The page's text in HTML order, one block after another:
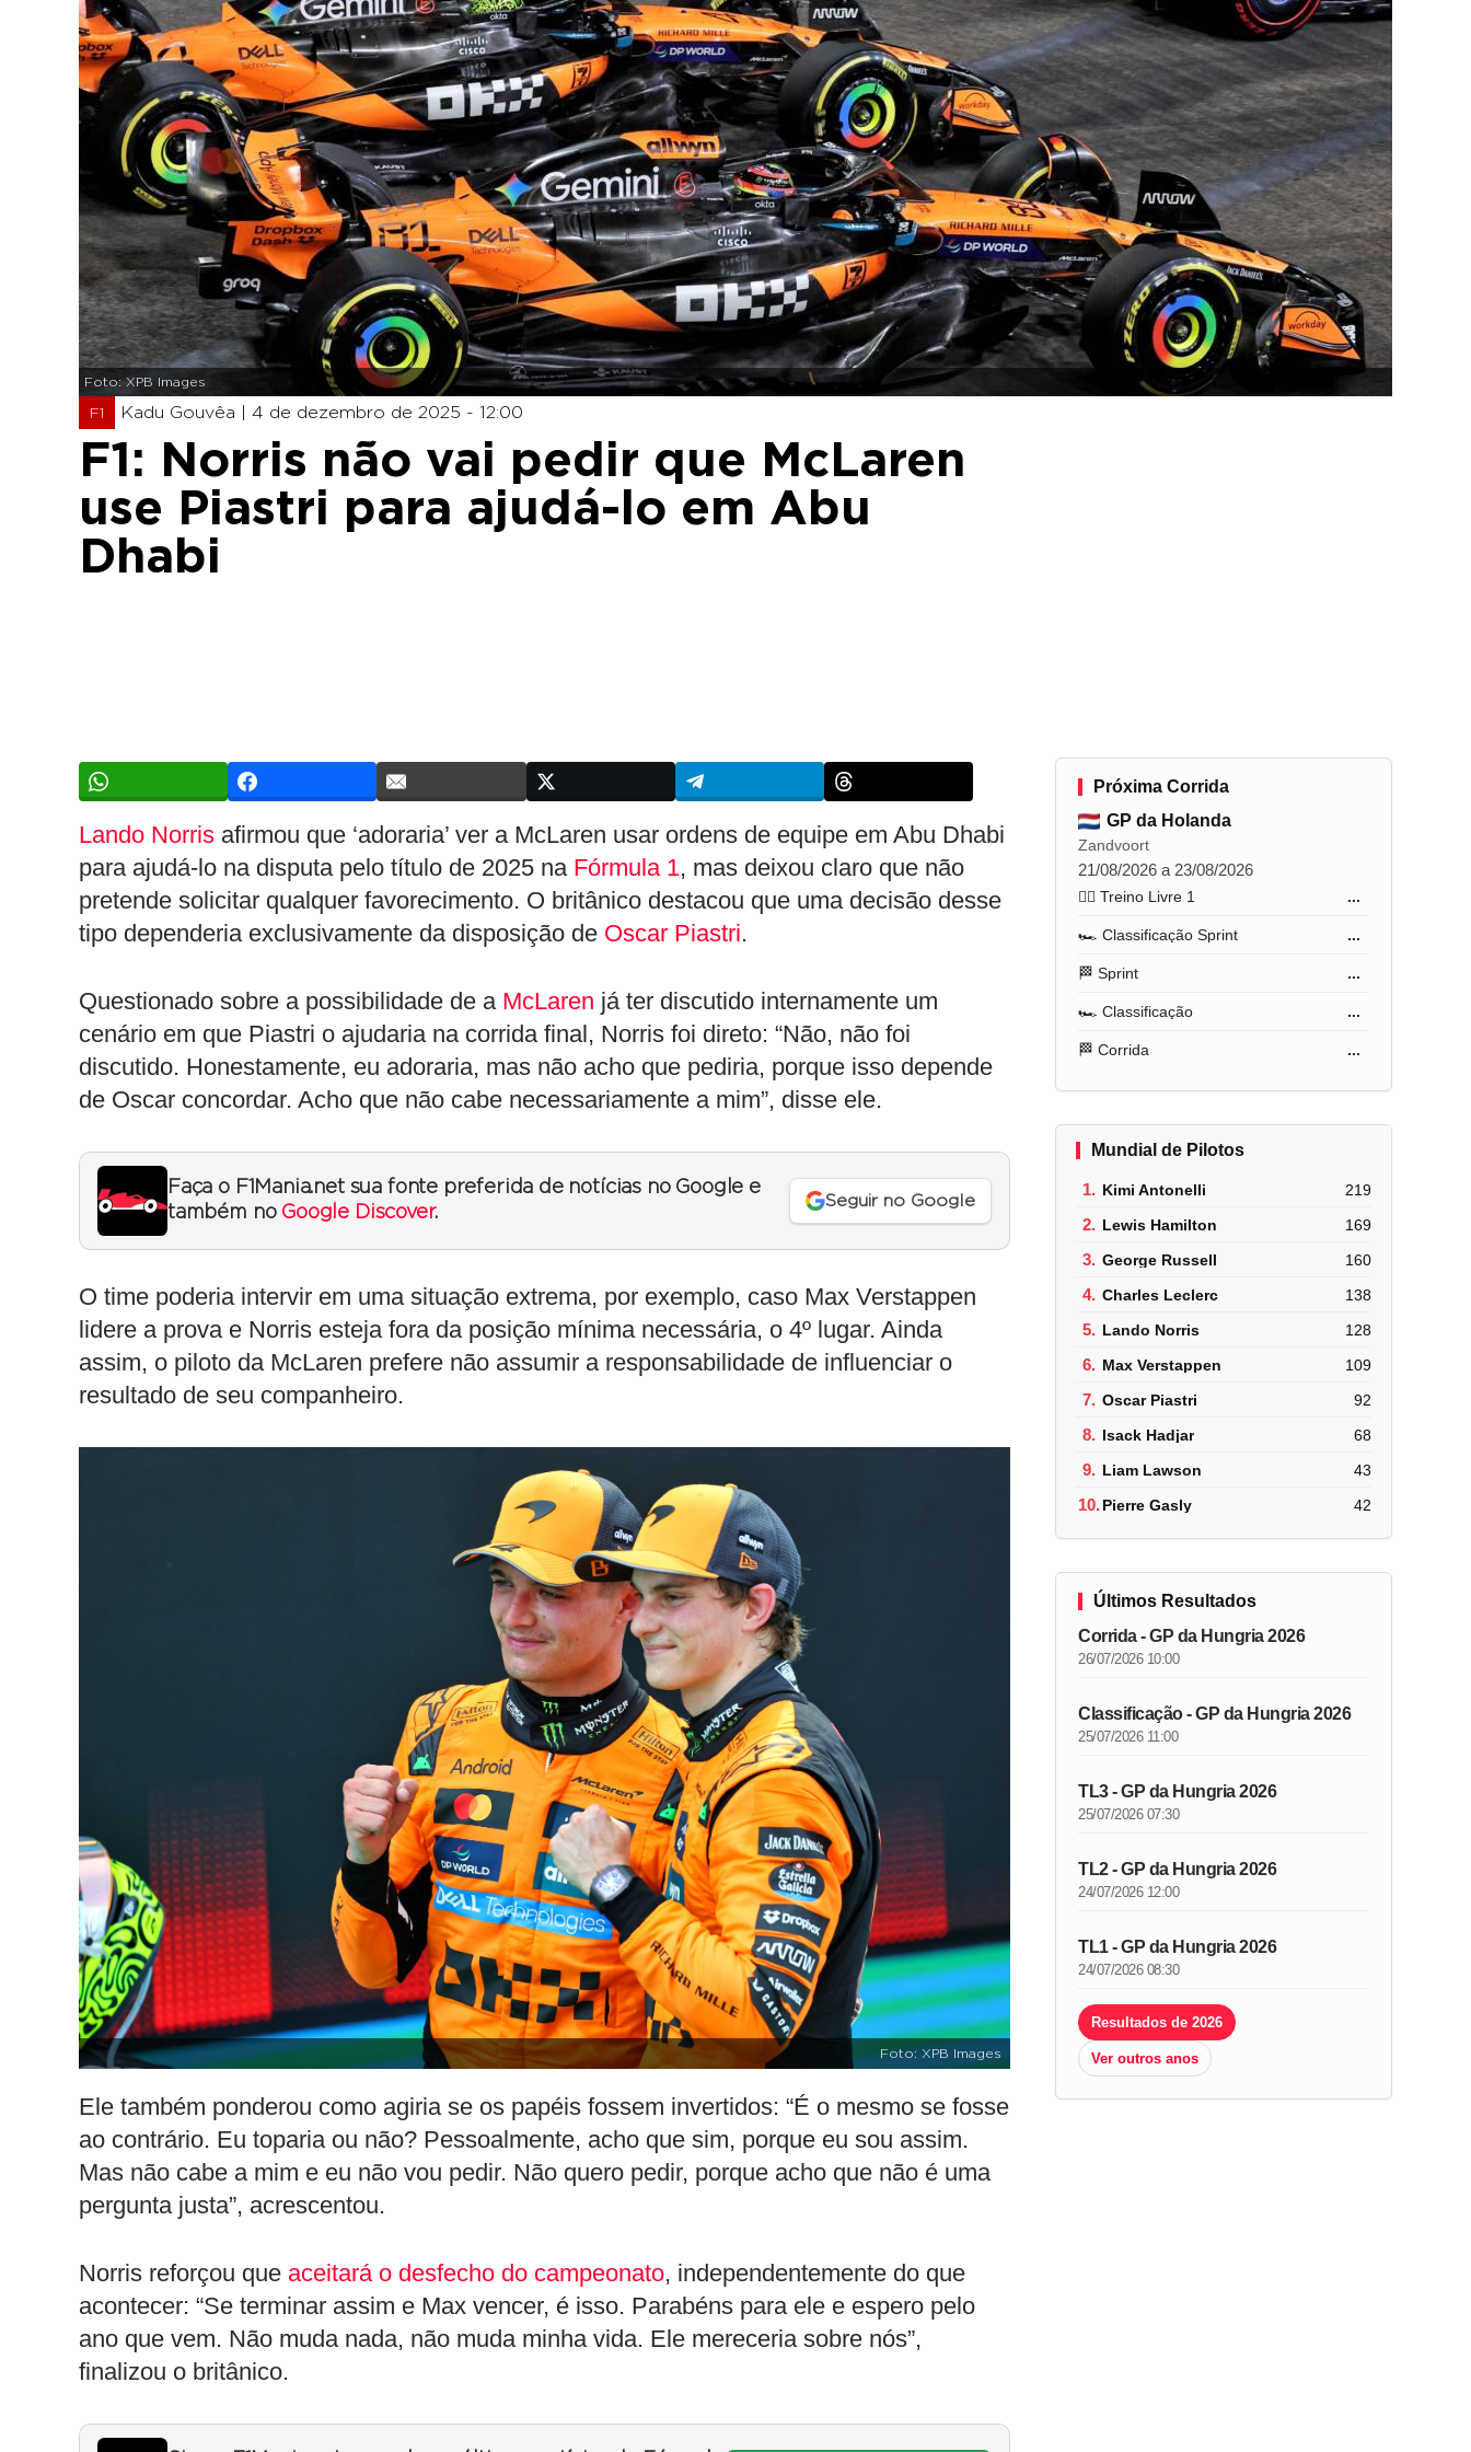
Foto: XPB Images
F1 Kadu Gouvêa | 4 de dezembro de 2025 - 12:00
F1: Norris não vai pedir que McLaren
use Piastri para ajudá-lo em Abu
Dhabi
Lando Norris afirmou que ‘adoraria’ ver a McLaren usar ordens de equipe em Abu Dhabi
para ajudá-lo na disputa pelo título de 2025 na Fórmula 1, mas deixou claro que não
pretende solicitar qualquer favorecimento. O britânico destacou que uma decisão desse
tipo dependeria exclusivamente da disposição de Oscar Piastri.
Questionado sobre a possibilidade de a McLaren já ter discutido internamente um
cenário em que Piastri o ajudaria na corrida final, Norris foi direto: “Não, não foi
discutido. Honestamente, eu adoraria, mas não acho que pediria, porque isso depende
de Oscar concordar. Acho que não cabe necessariamente a mim”, disse ele.
Faça o F1Mania.net sua fonte preferida de notícias no Google e
também no Google Discover.
Seguir no Google
O time poderia intervir em uma situação extrema, por exemplo, caso Max Verstappen
lidere a prova e Norris esteja fora da posição mínima necessária, o 4º lugar. Ainda
assim, o piloto da McLaren prefere não assumir a responsabilidade de influenciar o
resultado de seu companheiro.
Foto: XPB Images
Ele também ponderou como agiria se os papéis fossem invertidos: “É o mesmo se fosse
ao contrário. Eu toparia ou não? Pessoalmente, acho que sim, porque eu sou assim.
Mas não cabe a mim e eu não vou pedir. Não quero pedir, porque acho que não é uma
pergunta justa”, acrescentou.
Norris reforçou que aceitará o desfecho do campeonato, independentemente do que
acontecer: “Se terminar assim e Max vencer, é isso. Parabéns para ele e espero pelo
ano que vem. Não muda nada, não muda minha vida. Ele mereceria sobre nós”,
finalizou o britânico.
Próxima Corrida
GP da Holanda
Zandvoort
21/08/2026 a 23/08/2026
🏋️‍♂️ Treino Livre 1 ...
🏎️ Classificação Sprint ...
🏁 Sprint ...
🏎️ Classificação ...
🏁 Corrida ...
Mundial de Pilotos
1. Kimi Antonelli 219
2. Lewis Hamilton 169
3. George Russell 160
4. Charles Leclerc 138
5. Lando Norris 128
6. Max Verstappen 109
7. Oscar Piastri 92
8. Isack Hadjar 68
9. Liam Lawson 43
10.Pierre Gasly 42
Últimos Resultados
Corrida - GP da Hungria 2026
26/07/2026 10:00
Classificação - GP da Hungria 2026
25/07/2026 11:00
TL3 - GP da Hungria 2026
25/07/2026 07:30
TL2 - GP da Hungria 2026
24/07/2026 12:00
TL1 - GP da Hungria 2026
24/07/2026 08:30
Resultados de 2026
Ver outros anos